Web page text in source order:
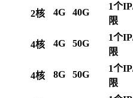
2核 4G 40G
1个
限
4核 4G 50G
1个
限
4核 8G 50G
1个
限